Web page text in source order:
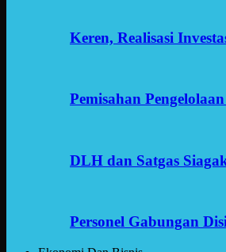
Keren, Realisasi
Pemisahan
DLH dan Satgas
Personel Gabungan